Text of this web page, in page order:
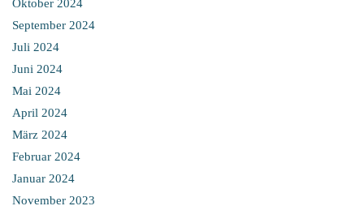
Oktober 2024
September 2024
Juli 2024
Juni 2024
Mai 2024
April 2024
März 2024
Februar 2024
Januar 2024
November 2023